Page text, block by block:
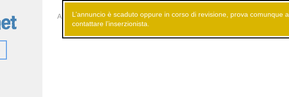
Annunci gratuiti Immobiliare Case vacanza
L’annuncio è scaduto oppure in corso di revisione, prova comunque a
contattare l’inserzionista.